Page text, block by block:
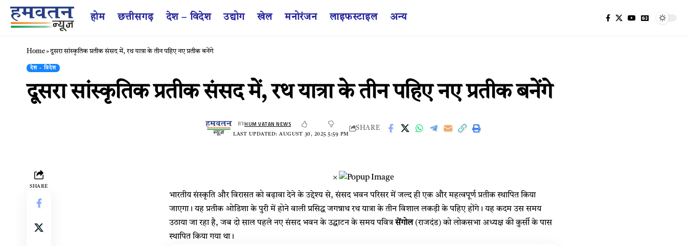
होम छत्तीसगढ़ देश – विदेश उद्योग खेल मनोरंजन लाइफस्टाइल अन्य
Home»दूसरा सांस्कृतिक प्रतीक संसद में, रथ यात्रा के तीन पहिए नए प्रतीक बनेंगे
देश - विदेश
दूसरा सांस्कृतिक प्रतीक संसद में, रथ यात्रा के तीन पहिए नए प्रतीक बनेंगे
LAST UPDATED: AUGUST 30, 2025 5:59 PM
BYHUM VATAN NEWS
SHARE
SHARE
×
भारतीय संस्कृति और विरासत को बढ़ावा देने के उद्देश्य से, संसद भवन परिसर में जल्द ही एक और महत्वपूर्ण प्रतीक स्थापित किया
जाएगा। यह प्रतीक ओडिशा के पुरी में होने वाली प्रसिद्ध जगन्नाथ रथ यात्रा के तीन विशाल लकड़ी के पहिए होंगे। यह कदम उस समय
उठाया जा रहा है, जब दो साल पहले नए संसद भवन के उद्घाटन के समय पवित्रसेंगोल(राजदंड) को लोकसभा अध्यक्ष की कुर्सी के पास
स्थापित किया गया था।